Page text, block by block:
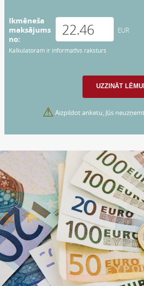
Ikmēneša
maksājums
no:
EUR
Kalkulatoram ir informatīvs raksturs
⚠ Aizpildot anketu, Jūs